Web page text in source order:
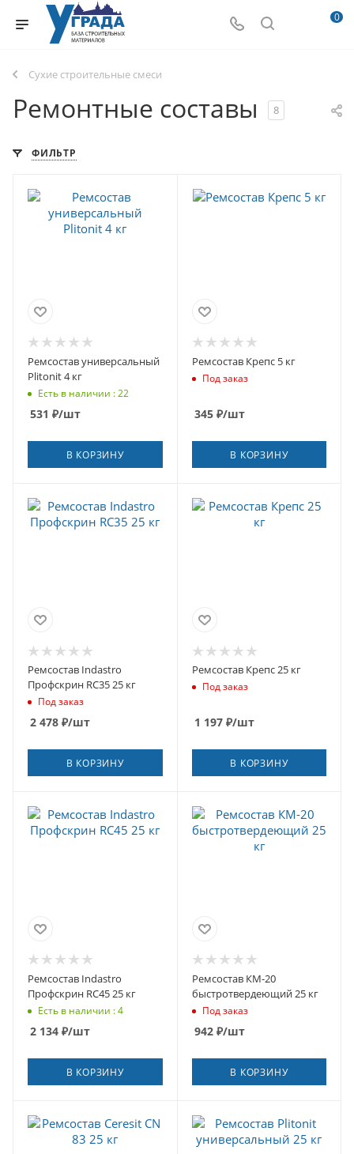
0
Сухие строительные смеси
Ремонтные составы 8
ФИЛЬТР
Ремсостав универсальный
Plitonit 4 кг
Есть в наличии : 22
531 ₽/шт
В КОРЗИНУ
Ремсостав Крепс 5 кг
Под заказ
345₽/шт
В КОРЗИНУ
Ремсостав Indastro
Профскрин RC35 25 кг
Под заказ
2 478 ₽/шт
В КОРЗИНУ
Ремсостав Крепс 25 кг
Под заказ
1 197₽/шт
В КОРЗИНУ
Ремсостав Indastro
Профскрин RC45 25 кг
Есть в наличии : 4
2 134 ₽/шт
В КОРЗИНУ
Ремсостав КМ-20
быстротвердеющий 25 кг
Под заказ
942₽/шт
В КОРЗИНУ